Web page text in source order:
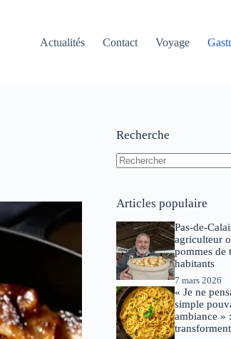
Actualités
Contact Voyage
Recherche
Articles populaire
Pas-de-
agriculteur
pommes de
habitants
7 mars 2026
« Je ne
simple
ambiance »